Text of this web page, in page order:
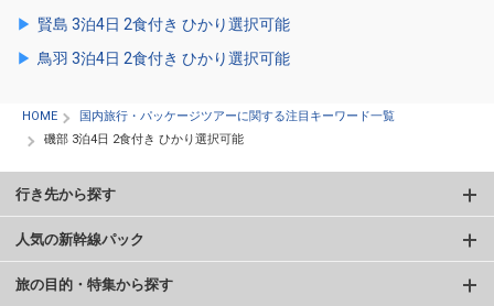
賢島 3泊4日 2食付き ひかり選択可能
鳥羽 3泊4日 2食付き ひかり選択可能
HOME
国内旅行・パッケージツアーに関する注目キーワード一覧
磯部 3泊4日 2食付き ひかり選択可能
行き先から探す
人気の新幹線パック
旅の目的・特集から探す